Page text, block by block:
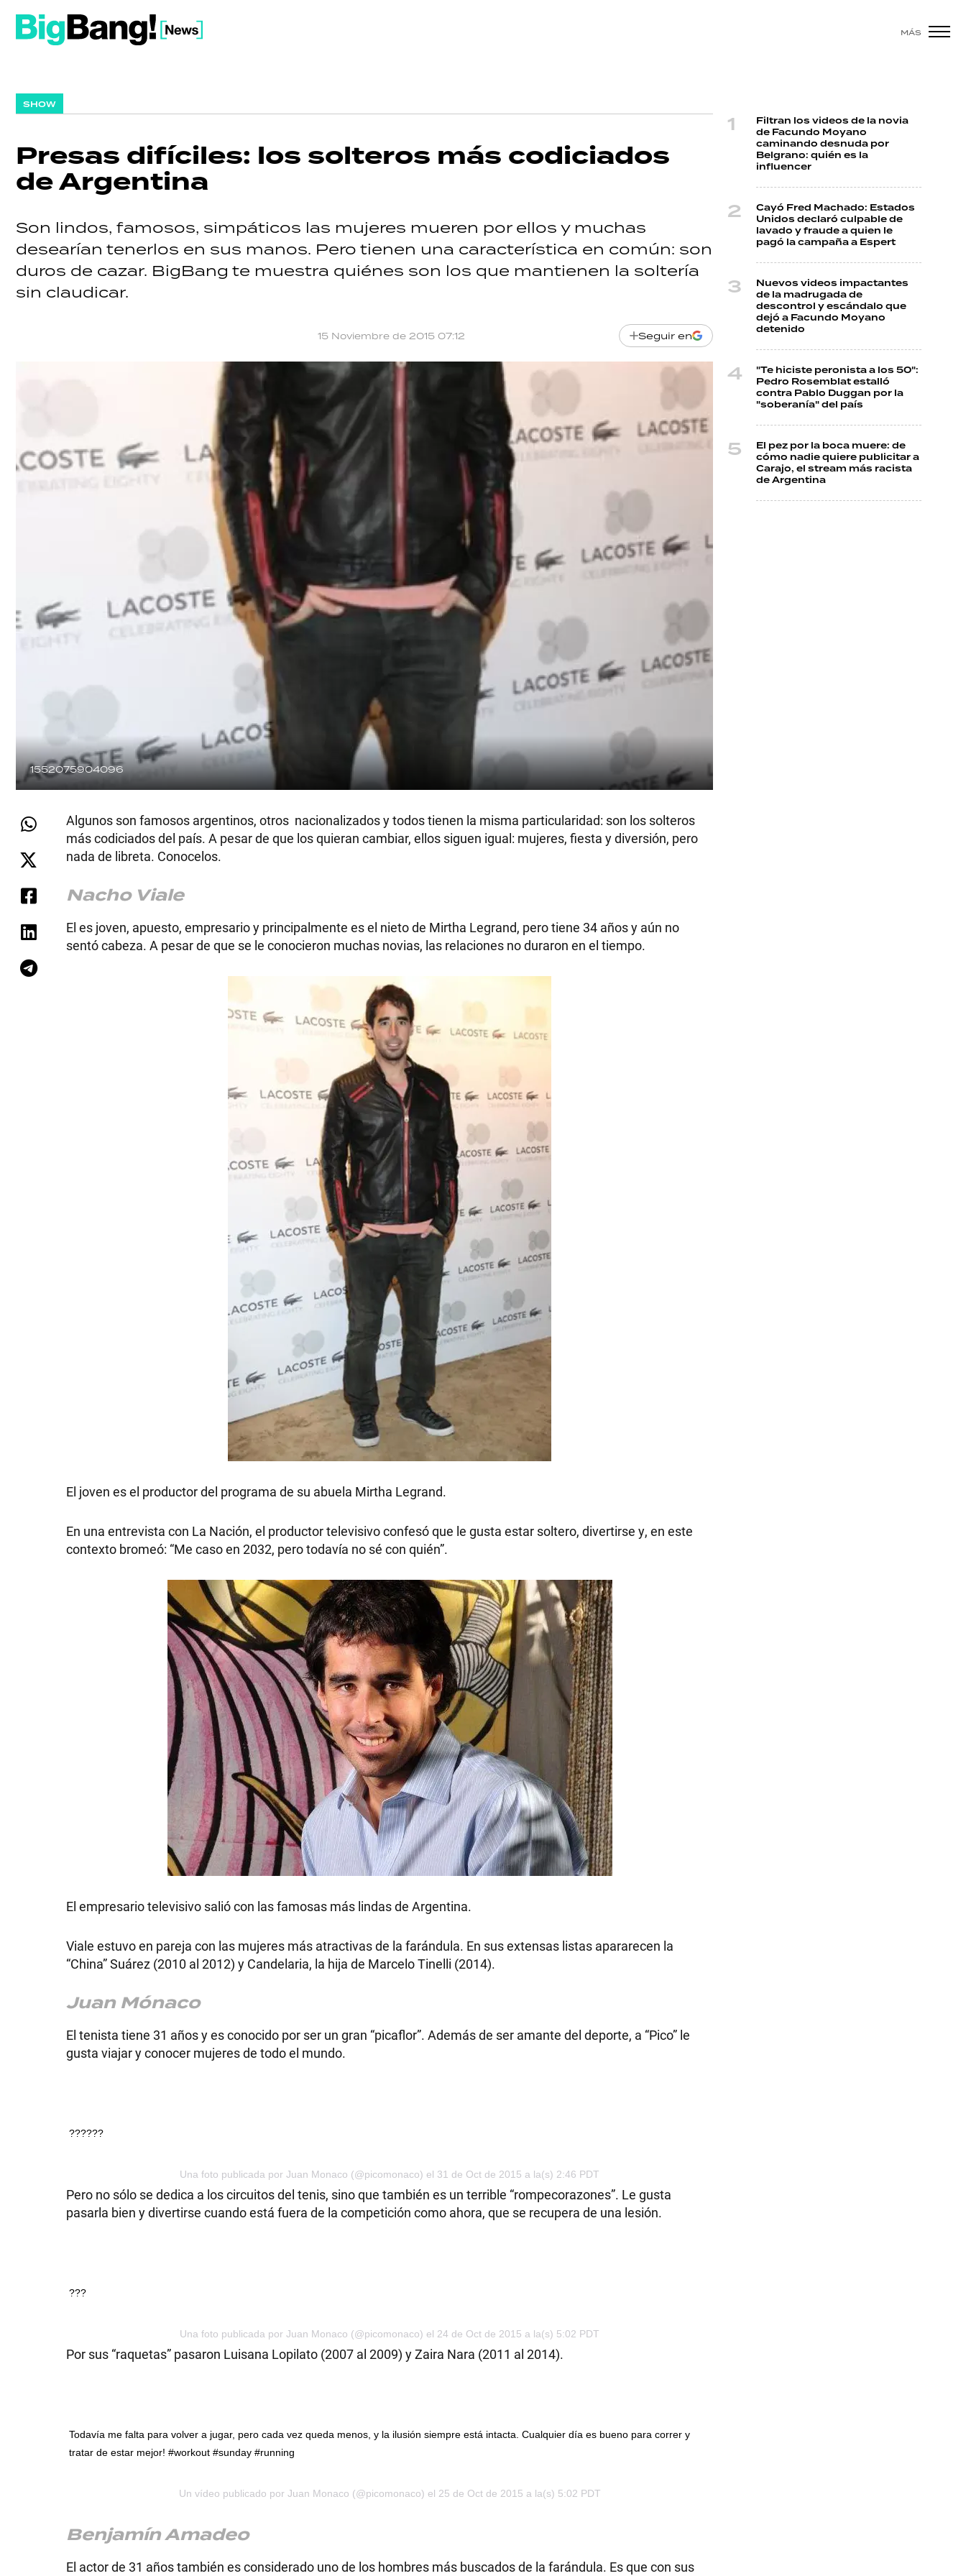
MÁS
SHOW
Presas difíciles: los solteros más codiciados
de Argentina
Son lindos, famosos, simpáticos las mujeres mueren por ellos y muchas
desearían tenerlos en sus manos. Pero tienen una característica en común: son
duros de cazar. BigBang te muestra quiénes son los que mantienen la soltería
sin claudicar.
15 Noviembre de 2015 07:12 Seguir en
1552075904096
Algunos son famosos argentinos, otros nacionalizados y todos tienen la misma particularidad: son los solteros
más codiciados del país. A pesar de que los quieran cambiar, ellos siguen igual: mujeres, fiesta y diversión, pero
nada de libreta. Conocelos.
Nacho Viale
El es joven, apuesto, empresario y principalmente es el nieto de Mirtha Legrand, pero tiene 34 años y aún no
sentó cabeza. A pesar de que se le conocieron muchas novias, las relaciones no duraron en el tiempo.
El joven es el productor del programa de su abuela Mirtha Legrand.
En una entrevista con La Nación, el productor televisivo confesó que le gusta estar soltero, divertirse y, en este
contexto bromeó: “Me caso en 2032, pero todavía no sé con quién”.
El empresario televisivo salió con las famosas más lindas de Argentina.
Viale estuvo en pareja con las mujeres más atractivas de la farándula. En sus extensas listas apararecen la
“China” Suárez (2010 al 2012) y Candelaria, la hija de Marcelo Tinelli (2014).
Juan Mónaco
El tenista tiene 31 años y es conocido por ser un gran “picaflor”. Además de ser amante del deporte, a “Pico” le
gusta viajar y conocer mujeres de todo el mundo.
??????
Una foto publicada por Juan Monaco (@picomonaco) el 31 de Oct de 2015 a la(s) 2:46 PDT
Pero no sólo se dedica a los circuitos del tenis, sino que también es un terrible “rompecorazones”. Le gusta
pasarla bien y divertirse cuando está fuera de la competición como ahora, que se recupera de una lesión.
???
Una foto publicada por Juan Monaco (@picomonaco) el 24 de Oct de 2015 a la(s) 5:02 PDT
Por sus “raquetas” pasaron Luisana Lopilato (2007 al 2009) y Zaira Nara (2011 al 2014).
Todavía me falta para volver a jugar, pero cada vez queda menos, y la ilusión siempre está intacta. Cualquier día es bueno para correr y
tratar de estar mejor! #workout #sunday #running
Un vídeo publicado por Juan Monaco (@picomonaco) el 25 de Oct de 2015 a la(s) 5:02 PDT
Benjamín Amadeo
El actor de 31 años también es considerado uno de los hombres más buscados de la farándula. Es que con sus
Filtran los videos de la novia
de Facundo Moyano
caminando desnuda por
Belgrano: quién es la
influencer
Cayó Fred Machado: Estados
Unidos declaró culpable de
lavado y fraude a quien le
pagó la campaña a Espert
Nuevos videos impactantes
de la madrugada de
descontrol y escándalo que
dejó a Facundo Moyano
detenido
"Te hiciste peronista a los 50":
Pedro Rosemblat estalló
contra Pablo Duggan por la
"soberanía" del país
El pez por la boca muere: de
cómo nadie quiere publicitar a
Carajo, el stream más racista
de Argentina
ACTUALIDAD
POLICIALES
ECONOMÍA
HERMANO
DEPORTES
TECNOLOGÍA
RECETAS
PALABRAS
HORÓSCOPO